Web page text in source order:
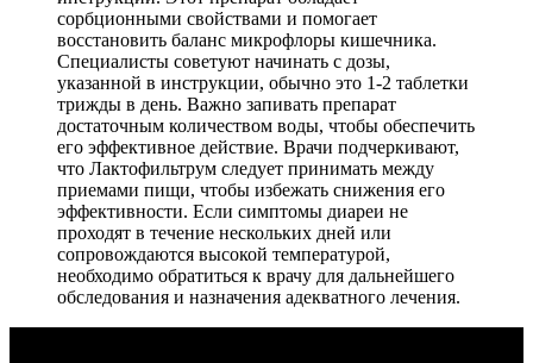
сорбционными свойствами и помогает
восстановить баланс микрофлоры кишечника.
Специалисты советуют начинать с дозы,
указанной в инструкции, обычно это 1-2 таблетки
трижды в день. Важно запивать препарат
достаточным количеством воды, чтобы обеспечить
его эффективное действие. Врачи подчеркивают,
что Лактофильтрум следует принимать между
приемами пищи, чтобы избежать снижения его
эффективности. Если симптомы диареи не
проходят в течение нескольких дней или
сопровождаются высокой температурой,
необходимо обратиться к врачу для дальнейшего
обследования и назначения адекватного лечения.